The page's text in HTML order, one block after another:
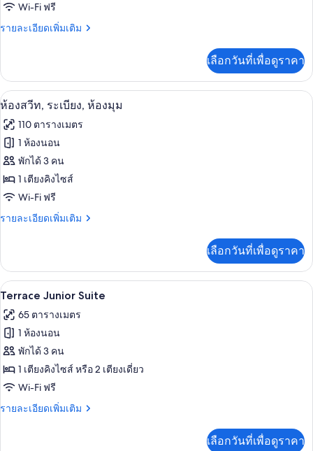
สวีท,
ระเบียง
Wi-Fi ฟรี
รายละเอียดเพิ่มเติม
ราย
เกี่ยว
กับ
ห้อง
ท,
ระเบียง
(Claridge's)
เลือกวันที่เพื่อดูราคา
เปิด
ภาพถ่าย
ทั้งหมด
ของ
ห้อง
สวีท,
ระเบียง,
มุม
ห้องสวีท, ระเบียง, ห้องมุม | บริเวณนั่ง
6
ห้องสวีท, ระเบียง, ห้องมุม
110 ตารางเมตร
1 ห้องนอน
พักได้ 3 คน
1 เตียงคิงไซส์
Wi-Fi ฟรี
รายละเอียดเพิ่มเติม
ราย
เกี่ยว
กับ
ห้อง
ท,
ระเบียง,
ห้อง
มุม
เลือกวันที่เพื่อดูราคา
เปิด
ภาพถ่าย
ทั้งหมด
ของ
Terrace
Junior
Terrace Junior Suite | บริเวณนั่งเล่น
5
Terrace Junior Suite
65 ตารางเมตร
1 ห้องนอน
พักได้ 3 คน
1 เตียงคิงไซส์ หรือ 2 เตียงเดี่ยว
Wi-Fi ฟรี
รายละเอียดเพิ่มเติม
ราย
เลือกวันที่เพื่อดูราคา